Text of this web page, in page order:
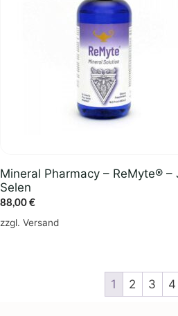
Mineral Pharmacy – ReMyte®
Selen
88,00€
zzgl. Versand
1 2 3 4